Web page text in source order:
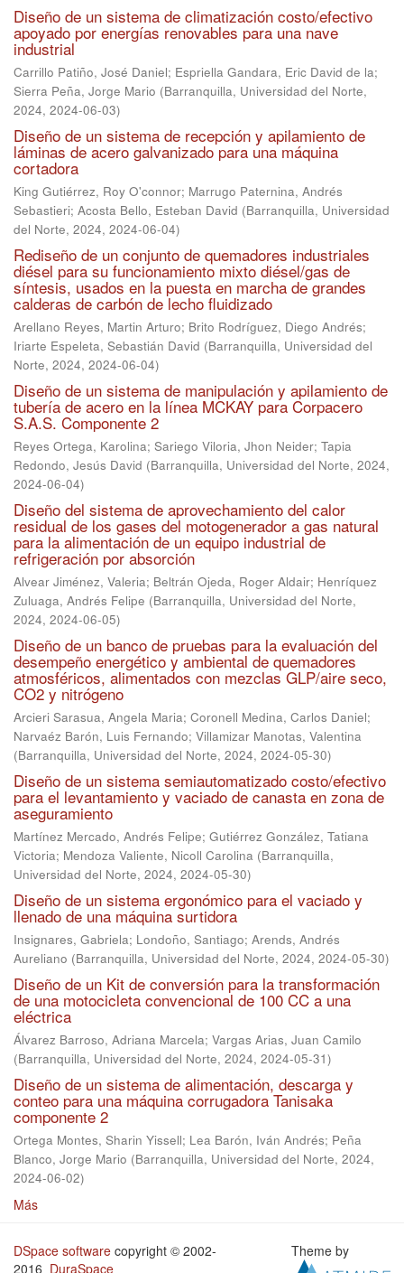
Diseño de un sistema de climatización costo/efectivo
apoyado por energías renovables para una nave
industrial
Carrillo Patiño, José Daniel; Espriella Gandara, Eric David de la;
Sierra Peña, Jorge Mario (Barranquilla, Universidad del Norte,
2024, 2024-06-03)
Diseño de un sistema de recepción y apilamiento de
láminas de acero galvanizado para una máquina
cortadora
King Gutiérrez, Roy O'connor; Marrugo Paternina, Andrés
Sebastieri; Acosta Bello, Esteban David (Barranquilla, Universidad
del Norte, 2024, 2024-06-04)
Rediseño de un conjunto de quemadores industriales
diésel para su funcionamiento mixto diésel/gas de
síntesis, usados en la puesta en marcha de grandes
calderas de carbón de lecho fluidizado
Arellano Reyes, Martin Arturo; Brito Rodríguez, Diego Andrés;
Iriarte Espeleta, Sebastián David (Barranquilla, Universidad del
Norte, 2024, 2024-06-04)
Diseño de un sistema de manipulación y apilamiento de
tubería de acero en la línea MCKAY para Corpacero
S.A.S. Componente 2
Reyes Ortega, Karolina; Sariego Viloria, Jhon Neider; Tapia
Redondo, Jesús David (Barranquilla, Universidad del Norte, 2024,
2024-06-04)
Diseño del sistema de aprovechamiento del calor
residual de los gases del motogenerador a gas natural
para la alimentación de un equipo industrial de
refrigeración por absorción
Alvear Jiménez, Valeria; Beltrán Ojeda, Roger Aldair; Henríquez
Zuluaga, Andrés Felipe (Barranquilla, Universidad del Norte,
2024, 2024-06-05)
Diseño de un banco de pruebas para la evaluación del
desempeño energético y ambiental de quemadores
atmosféricos, alimentados con mezclas GLP/aire seco,
CO2 y nitrógeno
Arcieri Sarasua, Angela Maria; Coronell Medina, Carlos Daniel;
Narvaéz Barón, Luis Fernando; Villamizar Manotas, Valentina
(Barranquilla, Universidad del Norte, 2024, 2024-05-30)
Diseño de un sistema semiautomatizado costo/efectivo
para el levantamiento y vaciado de canasta en zona de
aseguramiento
Martínez Mercado, Andrés Felipe; Gutiérrez González, Tatiana
Victoria; Mendoza Valiente, Nicoll Carolina (Barranquilla,
Universidad del Norte, 2024, 2024-05-30)
Diseño de un sistema ergonómico para el vaciado y
llenado de una máquina surtidora
Insignares, Gabriela; Londoño, Santiago; Arends, Andrés
Aureliano (Barranquilla, Universidad del Norte, 2024, 2024-05-30)
Diseño de un Kit de conversión para la transformación
de una motocicleta convencional de 100 CC a una
eléctrica
Álvarez Barroso, Adriana Marcela; Vargas Arias, Juan Camilo
(Barranquilla, Universidad del Norte, 2024, 2024-05-31)
Diseño de un sistema de alimentación, descarga y
conteo para una máquina corrugadora Tanisaka
componente 2
Ortega Montes, Sharin Yissell; Lea Barón, Iván Andrés; Peña
Blanco, Jorge Mario (Barranquilla, Universidad del Norte, 2024,
2024-06-02)
Más
DSpace software copyright © 2002-
2016 DuraSpace
Theme by